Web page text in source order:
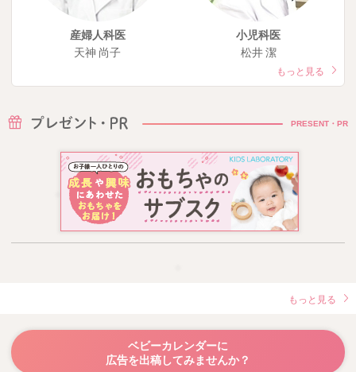
産婦人科医
天神 尚子
小児科医
松井 潔
もっと見る
PRESENT・PR
もっと見る
ベビーカレンダーに
広告を出稿してみませんか？